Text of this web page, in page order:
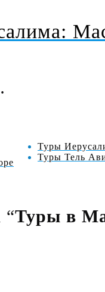
Туры
Туры Тель
“Туры в